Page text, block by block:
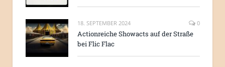
18. SEPTEMBER 2024 0
Actionreiche Showacts auf der Straße
bei Flic Flac